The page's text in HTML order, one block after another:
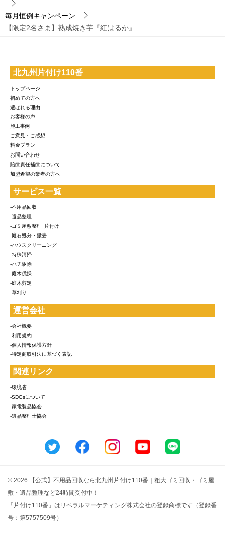
毎月恒例キャンペーン
【限定2名さま】熟成焼き芋『紅はるか』
北九州片付け110番
トップページ
初めての方へ
選ばれる理由
お客様の声
施工事例
ご意見・ご感想
料金プラン
お問い合わせ
賠償責任補償について
加盟希望の業者の方へ
サービス一覧
-不用品回収
-遺品整理
-ゴミ屋敷整理･片付け
-庭石処分・撤去
-ハウスクリーニング
-特殊清掃
-ハチ駆除
-庭木伐採
-庭木剪定
-草刈り
運営会社
-会社概要
-利用規約
-個人情報保護方針
-特定商取引法に基づく表記
関連リンク
-環境省
-SDGsについて
-家電製品協会
-遺品整理士協会
© 2026 【公式】不用品回収なら北九州片付け110番｜粗大ゴミ回収・ゴミ屋
敷・遺品整理など24時間受付中！
「片付け110番」はリベラルマーケティング株式会社の登録商標です（登録番
号：第5757509号）